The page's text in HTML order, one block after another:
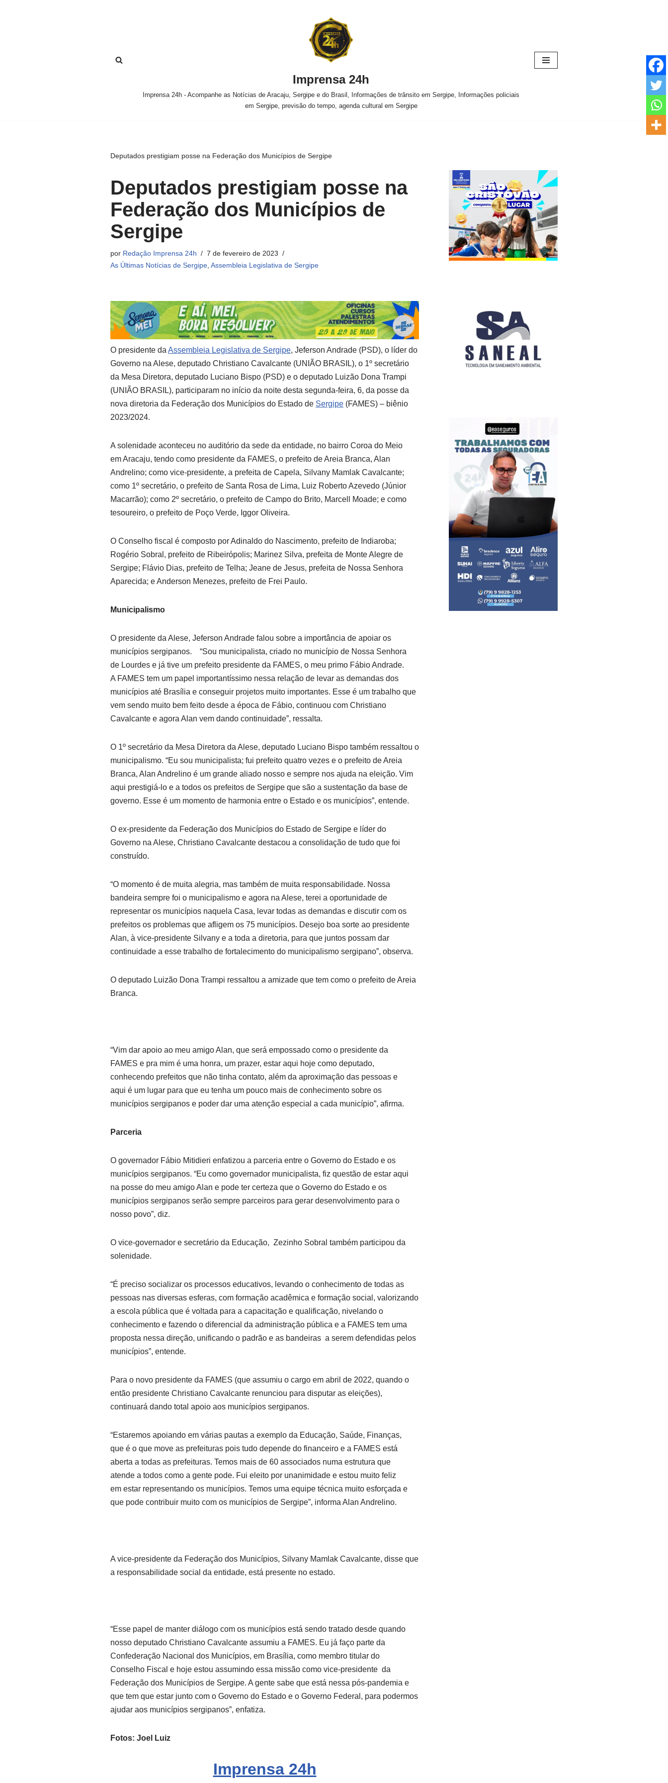
Imprensa 24h
Imprensa 24h - Acompanhe as Notícias de Aracaju, Sergipe e do Brasil, Informações de trânsito em Sergipe, Informações policiais
em Sergipe, previsão do tempo, agenda cultural em Sergipe
Deputados prestigiam posse na Federação dos Municípios de Sergipe
Deputados prestigiam posse na
Federação dos Municípios de
Sergipe
por Redação Imprensa 24h
7 de fevereiro de 2023
As Últimas Notícias de Sergipe Assembleia Legislativa de Sergipe
O presidente da Assembleia Legislativa de Sergipe, Jeferson Andrade (PSD), o líder do
Governo na Alese, deputado Christiano Cavalcante (UNIÃO BRASIL), o 1º secretário
da Mesa Diretora, deputado Luciano Bispo (PSD) e o deputado Luizão Dona Trampi
(UNIÃO BRASIL), participaram no início da noite desta segunda-feira, 6, da posse da
nova diretoria da Federação dos Municípios do Estado de Sergipe (FAMES) – biênio
2023/2024.
A solenidade aconteceu no auditório da sede da entidade, no bairro Coroa do Meio
em Aracaju, tendo como presidente da FAMES, o prefeito de Areia Branca, Alan
Andrelino; como vice-presidente, a prefeita de Capela, Silvany Mamlak Cavalcante;
como 1º secretário, o prefeito de Santa Rosa de Lima, Luiz Roberto Azevedo (Júnior
Macarrão); como 2º secretário, o prefeito de Campo do Brito, Marcell Moade; e como
tesoureiro, o prefeito de Poço Verde, Iggor Oliveira.
O Conselho fiscal é composto por Adinaldo do Nascimento, prefeito de Indiaroba;
Rogério Sobral, prefeito de Ribeirópolis; Marinez Silva, prefeita de Monte Alegre de
Sergipe; Flávio Dias, prefeito de Telha; Jeane de Jesus, prefeita de Nossa Senhora
Aparecida; e Anderson Menezes, prefeito de Frei Paulo.
Municipalismo
O presidente da Alese, Jeferson Andrade falou sobre a importância de apoiar os
municípios sergipanos. “Sou municipalista, criado no município de Nossa Senhora
de Lourdes e já tive um prefeito presidente da FAMES, o meu primo Fábio Andrade.
A FAMES tem um papel importantíssimo nessa relação de levar as demandas dos
municípios até Brasília e conseguir projetos muito importantes. Esse é um trabalho que
vem sendo muito bem feito desde a época de Fábio, continuou com Christiano
Cavalcante e agora Alan vem dando continuidade”, ressalta.
O 1º secretário da Mesa Diretora da Alese, deputado Luciano Bispo também ressaltou o
municipalismo. “Eu sou municipalista; fui prefeito quatro vezes e o prefeito de Areia
Branca, Alan Andrelino é um grande aliado nosso e sempre nos ajuda na eleição. Vim
aqui prestigiá-lo e a todos os prefeitos de Sergipe que são a sustentação da base de
governo. Esse é um momento de harmonia entre o Estado e os municípios”, entende.
O ex-presidente da Federação dos Municípios do Estado de Sergipe e líder do
Governo na Alese, Christiano Cavalcante destacou a consolidação de tudo que foi
construído.
“O momento é de muita alegria, mas também de muita responsabilidade. Nossa
bandeira sempre foi o municipalismo e agora na Alese, terei a oportunidade de
representar os municípios naquela Casa, levar todas as demandas e discutir com os
prefeitos os problemas que afligem os 75 municípios. Desejo boa sorte ao presidente
Alan, à vice-presidente Silvany e a toda a diretoria, para que juntos possam dar
continuidade a esse trabalho de fortalecimento do municipalismo sergipano”, observa.
O deputado Luizão Dona Trampi ressaltou a amizade que tem como o prefeito de Areia
Branca.
“Vim dar apoio ao meu amigo Alan, que será empossado como o presidente da
FAMES e pra mim é uma honra, um prazer, estar aqui hoje como deputado,
conhecendo prefeitos que não tinha contato, além da aproximação das pessoas e
aqui é um lugar para que eu tenha um pouco mais de conhecimento sobre os
municípios sergipanos e poder dar uma atenção especial a cada município”, afirma.
Parceria
O governador Fábio Mitidieri enfatizou a parceria entre o Governo do Estado e os
municípios sergipanos. “Eu como governador municipalista, fiz questão de estar aqui
na posse do meu amigo Alan e pode ter certeza que o Governo do Estado e os
municípios sergipanos serão sempre parceiros para gerar desenvolvimento para o
nosso povo”, diz.
O vice-governador e secretário da Educação, Zezinho Sobral também participou da
solenidade.
“É preciso socializar os processos educativos, levando o conhecimento de todas as
pessoas nas diversas esferas, com formação acadêmica e formação social, valorizando
a escola pública que é voltada para a capacitação e qualificação, nivelando o
conhecimento e fazendo o diferencial da administração pública e a FAMES tem uma
proposta nessa direção, unificando o padrão e as bandeiras a serem defendidas pelos
municípios”, entende.
Para o novo presidente da FAMES (que assumiu o cargo em abril de 2022, quando o
então presidente Christiano Cavalcante renunciou para disputar as eleições),
continuará dando total apoio aos municípios sergipanos.
“Estaremos apoiando em várias pautas a exemplo da Educação, Saúde, Finanças,
que é o que move as prefeituras pois tudo depende do financeiro e a FAMES está
aberta a todas as prefeituras. Temos mais de 60 associados numa estrutura que
atende a todos como a gente pode. Fui eleito por unanimidade e estou muito feliz
em estar representando os municípios. Temos uma equipe técnica muito esforçada e
que pode contribuir muito com os municípios de Sergipe”, informa Alan Andrelino.
A vice-presidente da Federação dos Municípios, Silvany Mamlak Cavalcante, disse que
a responsabilidade social da entidade, está presente no estado.
“Esse papel de manter diálogo com os municípios está sendo tratado desde quando
nosso deputado Christiano Cavalcante assumiu a FAMES. Eu já faço parte da
Confederação Nacional dos Municípios, em Brasília, como membro titular do
Conselho Fiscal e hoje estou assumindo essa missão como vice-presidente da
Federação dos Municípios de Sergipe. A gente sabe que está nessa pós-pandemia e
que tem que estar junto com o Governo do Estado e o Governo Federal, para podermos
ajudar aos municípios sergipanos”, enfatiza.
Fotos: Joel Luiz
Imprensa24h